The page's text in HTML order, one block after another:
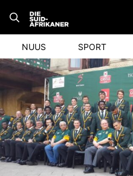
content
NUUS SPORT